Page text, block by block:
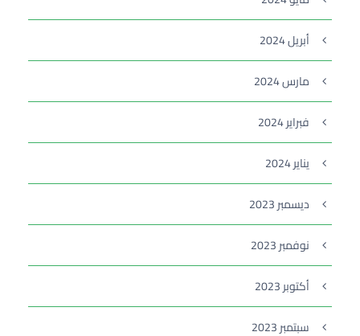
أبريل 2024
مارس 2024
فبراير 2024
يناير 2024
ديسمبر 2023
نوفمبر 2023
أكتوبر 2023
سبتمبر 2023